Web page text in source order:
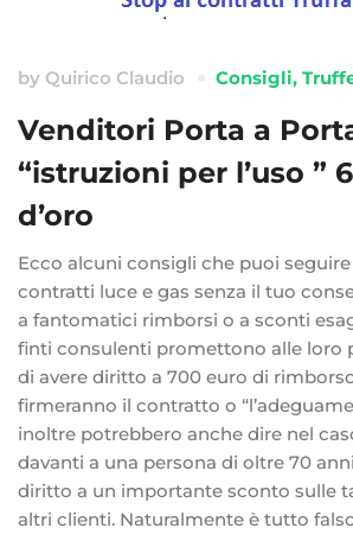
by Quirico Claudio Consigli,
Venditori Porta a
“istruzioni per l’uso ”
d’oro
Ecco alcuni consigli che puoi
contratti luce e gas senza il tuo
a fantomatici rimborsi o a sconti
finti consulenti promettono alle loro
di avere diritto a 700 euro di
firmeranno il contratto o
inoltre potrebbero anche dire nel
davanti a una persona di oltre 70
diritto a un importante sconto sulle
altri clienti. Naturalmente è tutto